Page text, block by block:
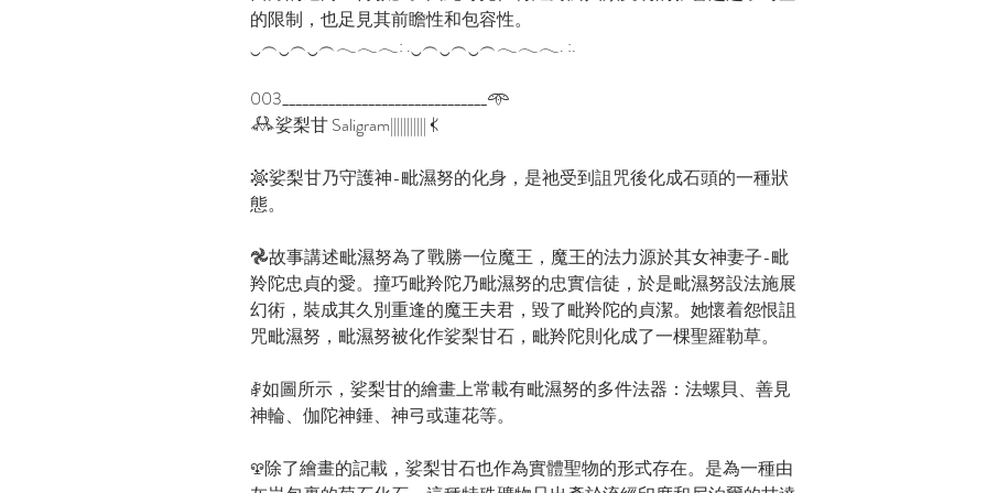
的限制，也足見其前瞻性和包容性。
‿︵‿︵‿︵𓂃𓂃𓂃: .‿︵‿︵‿︵𓂃𓂃𓂃. :.
003_______________________________𖥸
𖢘娑梨甘 Saligram||||||||||| 𖢉
𖡹娑梨甘乃守護神-毗濕努的化身，是祂受到詛咒後化成石頭的一種狀
態。
𖣘故事講述毗濕努為了戰勝一位魔王，魔王的法力源於其女神妻子-毗
羚陀忠貞的愛。撞巧毗羚陀乃毗濕努的忠實信徒，於是毗濕努設法施展
幻術，裝成其久別重逢的魔王夫君，毀了毗羚陀的貞潔。她懷着怨恨詛
咒毗濕努，毗濕努被化作娑梨甘石，毗羚陀則化成了一棵聖羅勒草。
𖣮如圖所示，娑梨甘的繪畫上常載有毗濕努的多件法器：法螺貝、善見
神輪、伽陀神錘、神弓或蓮花等。
𖣲除了繪畫的記載，娑梨甘石也作為實體聖物的形式存在。是為一種由